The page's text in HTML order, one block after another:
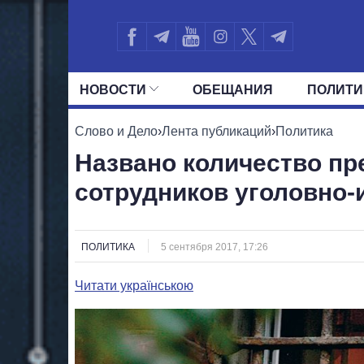
НОВОСТИ ОБЕЩАНИЯ
ВСЕ ПОЛИТИКИ ПРЕЗИДЕНТ И
Слово и Дело›Лента публикаций›Политика
Названо количество
сотрудников
ПОЛИТИКА 5 сентября 2017, 17:26
Читати українською